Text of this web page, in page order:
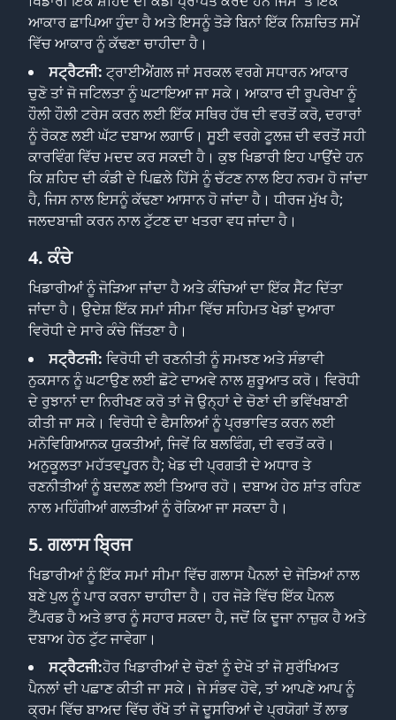
ਆਕਾਰ ਛਾਪਿਆ ਹੁੰਦਾ ਹੈ ਅਤੇ ਇਸਨੂੰ ਤੋੜੇ ਬਿਨਾਂ ਇੱਕ ਨਿਸ਼ਚਿਤ ਸਮੇਂ
ਵਿੱਚ ਆਕਾਰ ਨੂੰ ਕੱਢਣਾ ਚਾਹੀਦਾ ਹੈ।
ਸਟ੍ਰੈਟਜੀ: ਟ੍ਰਾਈਐਂਗਲ ਜਾਂ ਸਰਕਲ ਵਰਗੇ ਸਧਾਰਨ ਆਕਾਰ
ਚੁਣੋ ਤਾਂ ਜੋ ਜਟਿਲਤਾ ਨੂੰ ਘਟਾਇਆ ਜਾ ਸਕੇ। ਆਕਾਰ ਦੀ ਰੂਪਰੇਖਾ ਨੂੰ
ਹੌਲੀ ਹੌਲੀ ਟਰੇਸ ਕਰਨ ਲਈ ਇੱਕ ਸਥਿਰ ਹੱਥ ਦੀ ਵਰਤੋਂ ਕਰੋ, ਦਰਾਰਾਂ
ਨੂੰ ਰੋਕਣ ਲਈ ਘੱਟ ਦਬਾਅ ਲਗਾਓ। ਸੂਈ ਵਰਗੇ ਟੂਲਜ਼ ਦੀ ਵਰਤੋਂ ਸਹੀ
ਕਾਰਵਿੰਗ ਵਿੱਚ ਮਦਦ ਕਰ ਸਕਦੀ ਹੈ। ਕੁਝ ਖਿਡਾਰੀ ਇਹ ਪਾਉਂਦੇ ਹਨ
ਕਿ ਸ਼ਹਿਦ ਦੀ ਕੰਡੀ ਦੇ ਪਿਛਲੇ ਹਿੱਸੇ ਨੂੰ ਚੱਟਣ ਨਾਲ ਇਹ ਨਰਮ ਹੋ ਜਾਂਦਾ
ਹੈ, ਜਿਸ ਨਾਲ ਇਸਨੂੰ ਕੱਢਣਾ ਆਸਾਨ ਹੋ ਜਾਂਦਾ ਹੈ। ਧੀਰਜ ਮੁੱਖ ਹੈ;
ਜਲਦਬਾਜ਼ੀ ਕਰਨ ਨਾਲ ਟੁੱਟਣ ਦਾ ਖਤਰਾ ਵਧ ਜਾਂਦਾ ਹੈ।
4. ਕੰਚੇ
ਖਿਡਾਰੀਆਂ ਨੂੰ ਜੋੜਿਆ ਜਾਂਦਾ ਹੈ ਅਤੇ ਕੰਚਿਆਂ ਦਾ ਇੱਕ ਸੈੱਟ ਦਿੱਤਾ
ਜਾਂਦਾ ਹੈ। ਉਦੇਸ਼ ਇੱਕ ਸਮਾਂ ਸੀਮਾ ਵਿੱਚ ਸਹਿਮਤ ਖੇਡਾਂ ਦੁਆਰਾ
ਵਿਰੋਧੀ ਦੇ ਸਾਰੇ ਕੰਚੇ ਜਿੱਤਣਾ ਹੈ।
ਸਟ੍ਰੈਟਜੀ: ਵਿਰੋਧੀ ਦੀ ਰਣਨੀਤੀ ਨੂੰ ਸਮਝਣ ਅਤੇ ਸੰਭਾਵੀ
ਨੁਕਸਾਨ ਨੂੰ ਘਟਾਉਣ ਲਈ ਛੋਟੇ ਦਾਅਵੇ ਨਾਲ ਸ਼ੁਰੂਆਤ ਕਰੋ। ਵਿਰੋਧੀ
ਦੇ ਰੁਝਾਨਾਂ ਦਾ ਨਿਰੀਖਣ ਕਰੋ ਤਾਂ ਜੋ ਉਨ੍ਹਾਂ ਦੇ ਚੋਣਾਂ ਦੀ ਭਵਿੱਖਬਾਣੀ
ਕੀਤੀ ਜਾ ਸਕੇ। ਵਿਰੋਧੀ ਦੇ ਫੈਸਲਿਆਂ ਨੂੰ ਪ੍ਰਭਾਵਿਤ ਕਰਨ ਲਈ
ਮਨੋਵਿਗਿਆਨਕ ਯੁਕਤੀਆਂ, ਜਿਵੇਂ ਕਿ ਬਲਫਿੰਗ, ਦੀ ਵਰਤੋਂ ਕਰੋ।
ਅਨੁਕੂਲਤਾ ਮਹੱਤਵਪੂਰਨ ਹੈ; ਖੇਡ ਦੀ ਪ੍ਰਗਤੀ ਦੇ ਅਧਾਰ ਤੇ
ਰਣਨੀਤੀਆਂ ਨੂੰ ਬਦਲਣ ਲਈ ਤਿਆਰ ਰਹੋ। ਦਬਾਅ ਹੇਠ ਸ਼ਾਂਤ ਰਹਿਣ
ਨਾਲ ਮਹਿੰਗੀਆਂ ਗਲਤੀਆਂ ਨੂੰ ਰੋਕਿਆ ਜਾ ਸਕਦਾ ਹੈ।
5. ਗਲਾਸ ਬ੍ਰਿਜ
ਖਿਡਾਰੀਆਂ ਨੂੰ ਇੱਕ ਸਮਾਂ ਸੀਮਾ ਵਿੱਚ ਗਲਾਸ ਪੈਨਲਾਂ ਦੇ ਜੋੜਿਆਂ ਨਾਲ
ਬਣੇ ਪੁਲ ਨੂੰ ਪਾਰ ਕਰਨਾ ਚਾਹੀਦਾ ਹੈ। ਹਰ ਜੋੜੇ ਵਿੱਚ ਇੱਕ ਪੈਨਲ
ਟੈਂਪਰਡ ਹੈ ਅਤੇ ਭਾਰ ਨੂੰ ਸਹਾਰ ਸਕਦਾ ਹੈ, ਜਦੋਂ ਕਿ ਦੂਜਾ ਨਾਜ਼ੁਕ ਹੈ ਅਤੇ
ਦਬਾਅ ਹੇਠ ਟੁੱਟ ਜਾਵੇਗਾ।
ਸਟ੍ਰੈਟਜੀ:ਹੋਰ ਖਿਡਾਰੀਆਂ ਦੇ ਚੋਣਾਂ ਨੂੰ ਦੇਖੋ ਤਾਂ ਜੋ ਸੁਰੱਖਿਅਤ
ਪੈਨਲਾਂ ਦੀ ਪਛਾਣ ਕੀਤੀ ਜਾ ਸਕੇ। ਜੇ ਸੰਭਵ ਹੋਵੇ, ਤਾਂ ਆਪਣੇ ਆਪ ਨੂੰ
ਕ੍ਰਮ ਵਿੱਚ ਬਾਅਦ ਵਿੱਚ ਰੱਖੋ ਤਾਂ ਜੋ ਦੂਸਰਿਆਂ ਦੇ ਪ੍ਰਯੋਗਾਂ ਤੋਂ ਲਾਭ